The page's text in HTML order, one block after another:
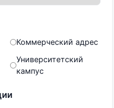
Коммерческий адрес
Университетский
кампус